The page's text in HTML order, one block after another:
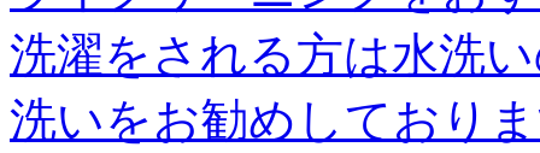
洗濯をされる方は水洗
洗いをお勧めしており